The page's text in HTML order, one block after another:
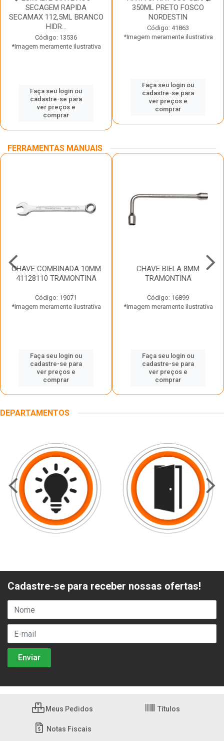
SECAGEM RAPIDA
SECAMAX 112,5ML BRANCO
HIDR...
Código: 13536
*Imagem meramente ilustrativa
Faça seu login ou
cadastre-se para
ver preços e
comprar
350ML PRETO FOSCO
NORDESTIN
Código: 41863
*Imagem meramente ilustrativa
Faça seu login ou
cadastre-se para
ver preços e
comprar
FERRAMENTAS MANUAIS
CHAVE COMBINADA 10MM
41128110 TRAMONTINA
Código: 19071
*Imagem meramente ilustrativa
Faça seu login ou
cadastre-se para
ver preços e
comprar
CHAVE BIELA 8MM
TRAMONTINA
Código: 16899
*Imagem meramente ilustrativa
Faça seu login ou
cadastre-se para
ver preços e
comprar
DEPARTAMENTOS
Cadastre-se para receber nossas ofertas!
Meus Pedidos Títulos
Notas Fiscais